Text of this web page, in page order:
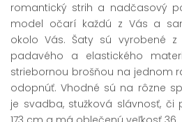
romantický strih a nadčasový
model očarí každú z Vás a
okolo Vás. Šaty sú vyrobené z
padavého a elastického
striebornou brošňou na jednom
odopnúť. Vhodné sú na rôzne
je svadba, stužková slávnosť, či